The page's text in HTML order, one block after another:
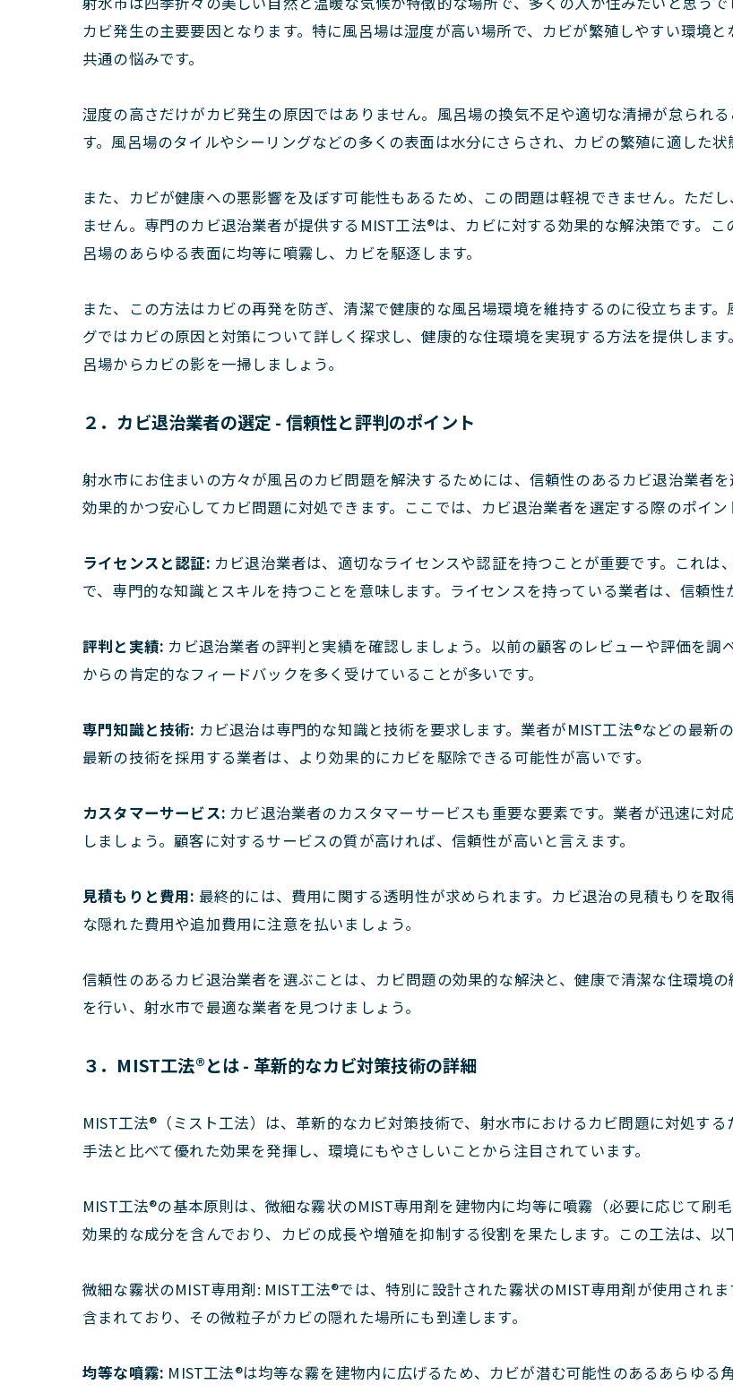
カビ発生の主要要因となります。特に風呂場は湿度が高い場所で、カビが繁殖しやすい環境
共通の悩みです。
湿度の高さだけがカビ発生の原因ではありません。風呂場の換気不足や適切な清掃が怠られ
す。風呂場のタイルやシーリングなどの多くの表面は水分にさらされ、カビの繁殖に適した状
また、カビが健康への悪影響を及ぼす可能性もあるため、この問題は軽視できません。ただ
ません。専門のカビ退治業者が提供するMIST工法®は、カビに対する効果的な解決策です。
呂場のあらゆる表面に均等に噴霧し、カビを駆逐します。
また、この方法はカビの再発を防ぎ、清潔で健康的な風呂場環境を維持するのに役立ちます
グではカビの原因と対策について詳しく探求し、健康的な住環境を実現する方法を提供しま
呂場からカビの影を一掃しましょう。
２．カビ退治業者の選定 - 信頼性と評判のポイント
射水市にお住まいの方々が風呂のカビ問題を解決するためには、信頼性のあるカビ退治業者
効果的かつ安心してカビ問題に対処できます。ここでは、カビ退治業者を選定する際のポイン
ライセンスと認証: カビ退治業者は、適切なライセンスや認証を持つことが重要です。これ
で、専門的な知識とスキルを持つことを意味します。ライセンスを持っている業者は、信頼
評判と実績: カビ退治業者の評判と実績を確認しましょう。以前の顧客のレビューや評価を
からの肯定的なフィードバックを多く受けていることが多いです。
専門知識と技術: カビ退治は専門的な知識と技術を要求します。業者がMIST工法®などの最新
最新の技術を採用する業者は、より効果的にカビを駆除できる可能性が高いです。
カスタマーサービス: カビ退治業者のカスタマーサービスも重要な要素です。業者が迅速に
しましょう。顧客に対するサービスの質が高ければ、信頼性が高いと言えます。
見積もりと費用: 最終的には、費用に関する透明性が求められます。カビ退治の見積もりを
な隠れた費用や追加費用に注意を払いましょう。
信頼性のあるカビ退治業者を選ぶことは、カビ問題の効果的な解決と、健康で清潔な住環境
を行い、射水市で最適な業者を見つけましょう。
３．MIST工法®とは - 革新的なカビ対策技術の詳細
MIST工法®（ミスト工法）は、革新的なカビ対策技術で、射水市におけるカビ問題に対処す
手法と比べて優れた効果を発揮し、環境にもやさしいことから注目されています。
MIST工法®の基本原則は、微細な霧状のMIST専用剤を建物内に均等に噴霧（必要に応じて刷
効果的な成分を含んでおり、カビの成長や増殖を抑制する役割を果たします。この工法は、以
微細な霧状のMIST専用剤: MIST工法®では、特別に設計された霧状のMIST専用剤が使用され
含まれており、その微粒子がカビの隠れた場所にも到達します。
均等な噴霧: MIST工法®は均等な霧を建物内に広げるため、カビが潜む可能性のあるあらゆる